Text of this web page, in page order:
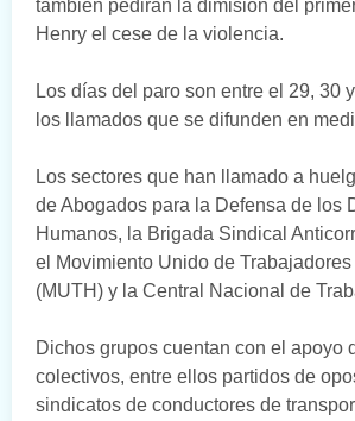
también pedirán la dimisión del
Henry el cese de la violencia.
Los días del paro son entre el 29, 30
los llamados que se difunden en
Los sectores que han llamado a
de Abogados para la Defensa de los
Humanos, la Brigada Sindical
el Movimiento Unido de
(MUTH) y la Central Nacional de
Dichos grupos cuentan con el apoyo
colectivos, entre ellos partidos de
sindicatos de conductores de